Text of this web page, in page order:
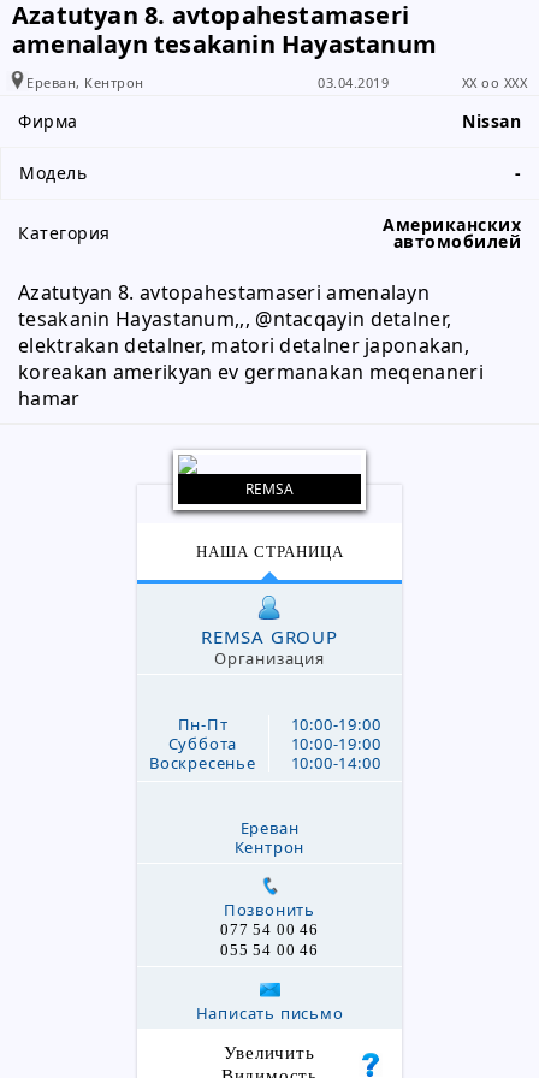
Azatutyan 8. avtopahestamaseri
amenalayn tesakanin Hayastanum
Ереван, Кентрон 03.04.2019 XX oo XXX
Фирма Nissan
Модель -
Категория Американских
автомобилей
Azatutyan 8. avtopahestamaseri amenalayn
tesakanin Hayastanum,,, @ntacqayin detalner,
elektrakan detalner, matori detalner japonakan,
koreakan amerikyan ev germanakan meqenaneri
hamar
REMSA
НАША СТРАНИЦА
REMSA GROUP
Организация
Пн-Пт
Суббота
Воскресенье
10:00-19:00
10:00-19:00
10:00-14:00
Ереван
Кентрон
Позвонить
077 54 00 46
055 54 00 46
Написать письмо
Увеличить
Пожалуйста, сообщите абоненту,
www.RALLY.am